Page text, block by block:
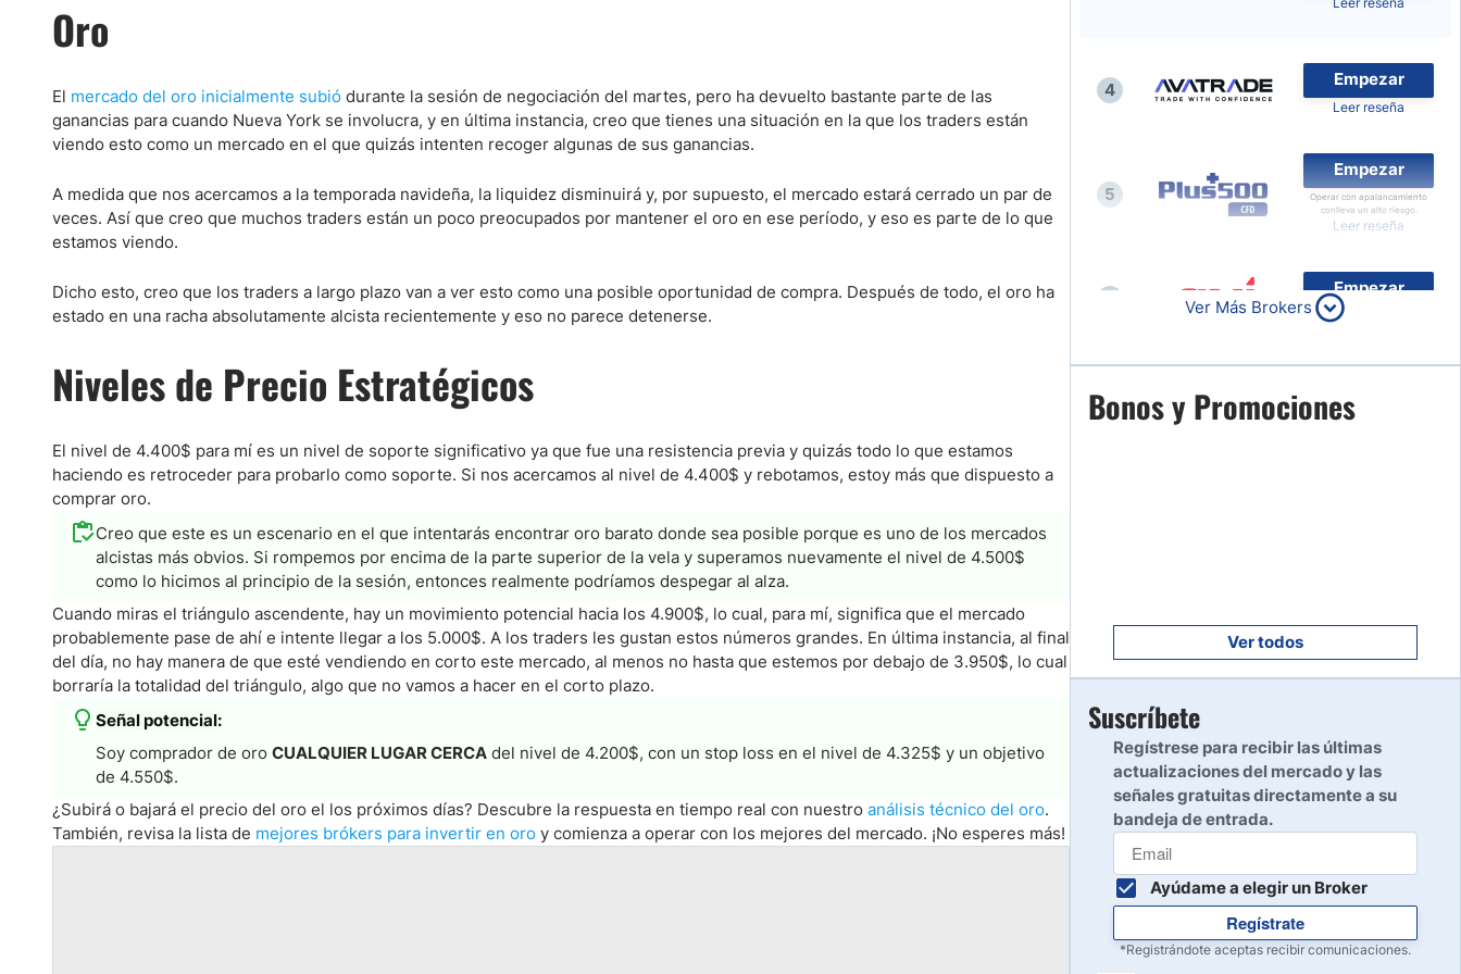
Paraguay
Panama
Latinoamérica
Nicaragua
Estados Unidos
Nasdaq 100
Acciones
Banco Santander (SAN)
Todas las Acciones
Oro
El mercado del oro inicialmente subió durante la sesión de negociación del martes, pero ha devuelto bastante parte de las
ganancias para cuando Nueva York se involucra, y en última instancia, creo que tienes una situación en la que los traders están
viendo esto como un mercado en el que quizás intenten recoger algunas de sus ganancias.
A medida que nos acercamos a la temporada navideña, la liquidez disminuirá y, por supuesto, el mercado estará cerrado un par de
veces. Así que creo que muchos traders están un poco preocupados por mantener el oro en ese período, y eso es parte de lo que
estamos viendo.
Dicho esto, creo que los traders a largo plazo van a ver esto como una posible oportunidad de compra. Después de todo, el oro ha
estado en una racha absolutamente alcista recientemente y eso no parece detenerse.
Niveles de Precio Estratégicos
El nivel de 4.400$ para mí es un nivel de soporte significativo ya que fue una resistencia previa y quizás todo lo que estamos
haciendo es retroceder para probarlo como soporte. Si nos acercamos al nivel de 4.400$ y rebotamos, estoy más que dispuesto a
comprar oro.
Creo que este es un escenario en el que intentarás encontrar oro barato donde sea posible porque es uno de los mercados
alcistas más obvios. Si rompemos por encima de la parte superior de la vela y superamos nuevamente el nivel de 4.500$
como lo hicimos al principio de la sesión, entonces realmente podríamos despegar al alza.
Cuando miras el triángulo ascendente, hay un movimiento potencial hacia los 4.900$, lo cual, para mí, significa que el mercado
probablemente pase de ahí e intente llegar a los 5.000$. A los traders les gustan estos números grandes. En última instancia, al final
del día, no hay manera de que esté vendiendo en corto este mercado, al menos no hasta que estemos por debajo de 3.950$, lo cual
borraría la totalidad del triángulo, algo que no vamos a hacer en el corto plazo.
Señal potencial:
Soy comprador de oro CUALQUIER LUGAR CERCA del nivel de 4.200$, con un stop loss en el nivel de 4.325$ y un objetivo
de 4.550$.
¿Subirá o bajará el precio del oro el los próximos días? Descubre la respuesta en tiempo real con nuestro análisis técnico del oro.
También, revisa la lista de mejores brókers para invertir en oro y comienza a operar con los mejores del mercado. ¡No esperes más!
4
Empezar
Leer reseña
5
Empezar
Operar con apalancamiento
conlleva un alto riesgo.
Leer reseña
Empezar
Leer reseña
7
Leer reseña
Leer reseña
10
Ver Más Brokers
Bonos y Promociones
Ver todos
Suscríbete
Regístrese para recibir las últimas
actualizaciones del mercado y las
señales gratuitas directamente a su
bandeja de entrada.
Ayúdame a elegir un Broker
Regístrate
*Registrándote aceptas recibir comunicaciones.